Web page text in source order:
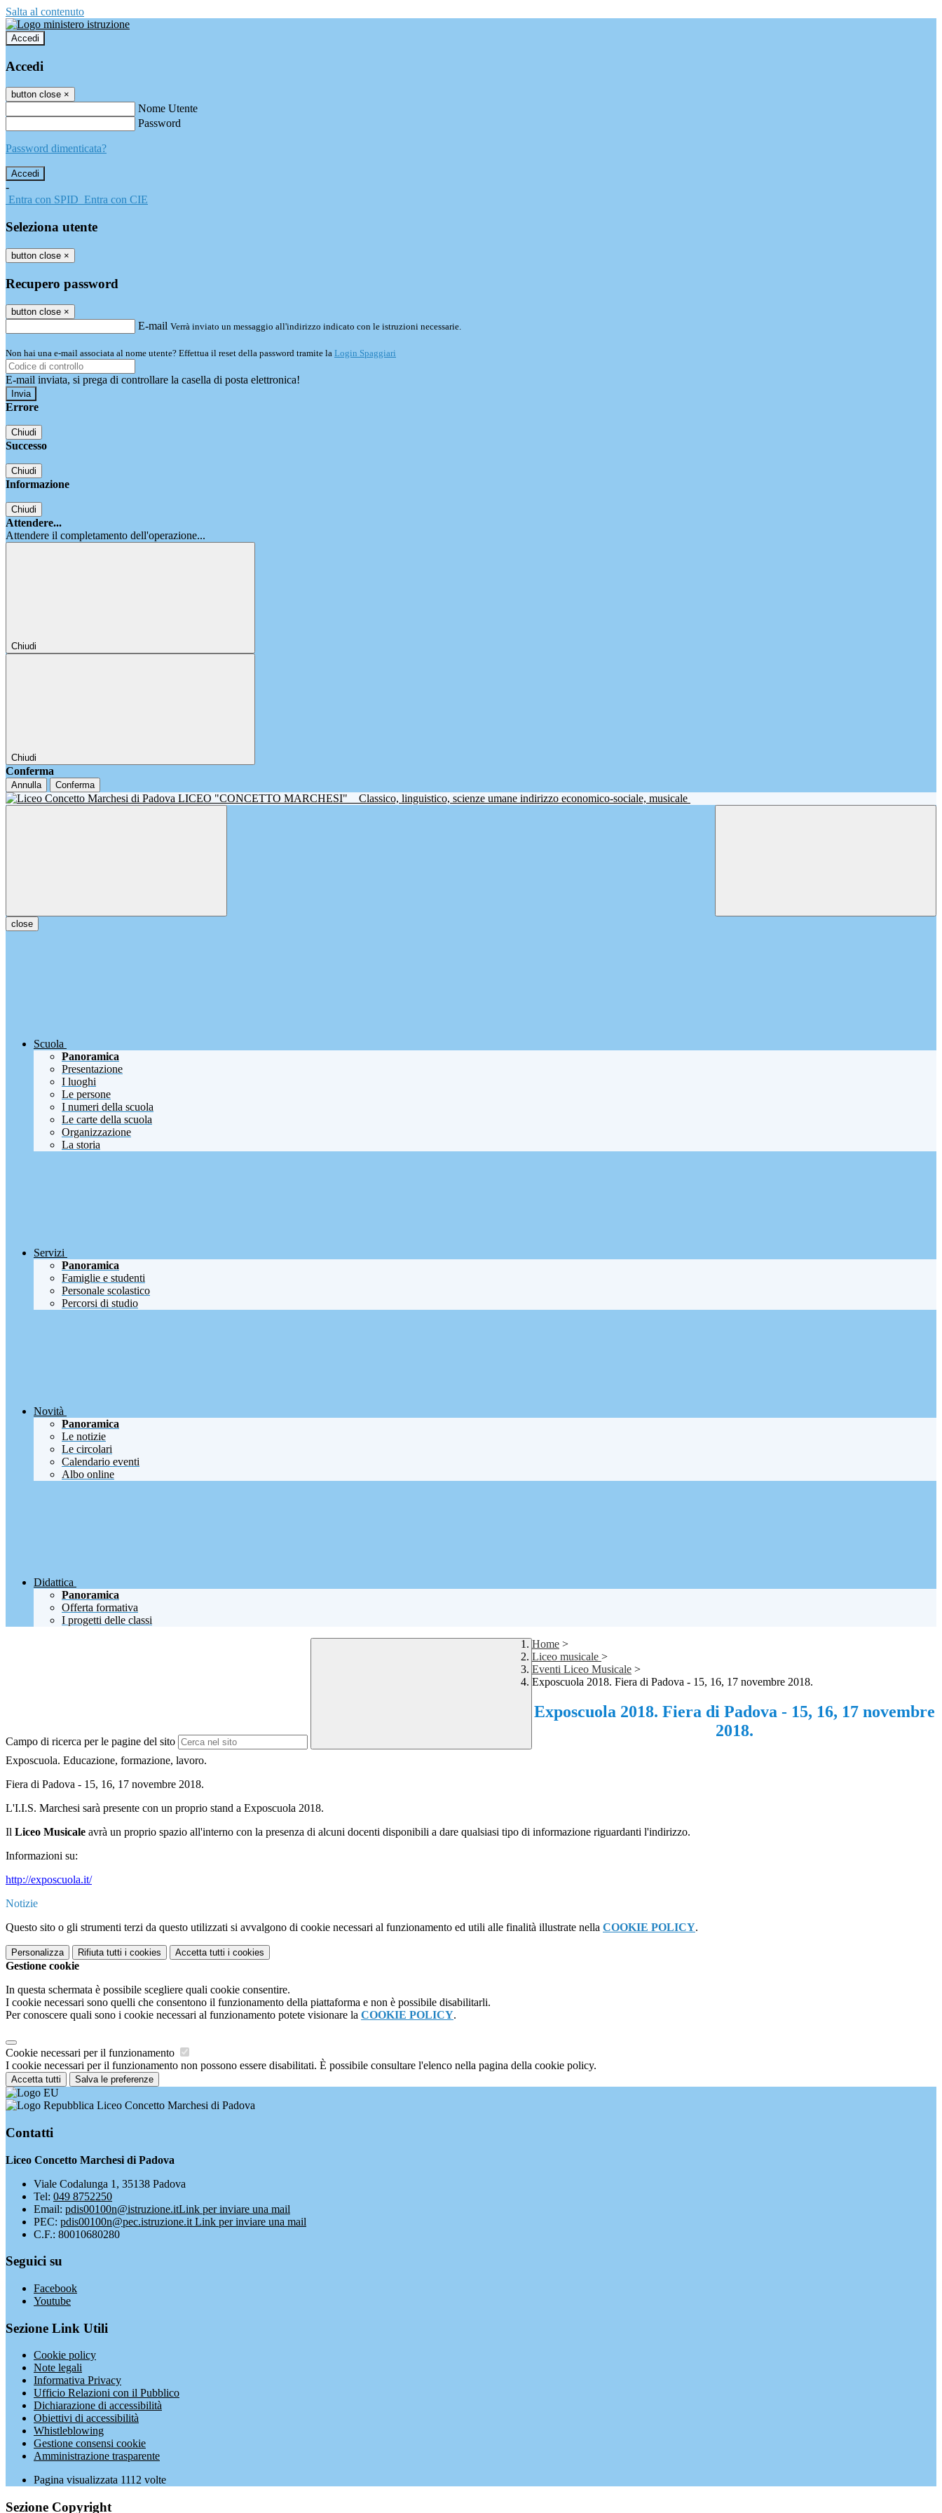
Salta al contenuto
Accedi
Accedi
button close ×
Nome Utente
Password
Password dimenticata?
-
Entra con SPID Entra con CIE
Seleziona utente
button close ×
Recupero password
button close ×
E-mail Verrà inviato un messaggio all'indirizzo indicato con le istruzioni necessarie.
Non hai una e-mail associata al nome utente? Effettua il reset della password tramite la Login Spaggiari
E-mail inviata, si prega di controllare la casella di posta elettronica!
Errore
Chiudi
Successo
Chiudi
Informazione
Chiudi
Attendere...
Attendere il completamento dell'operazione...
Chiudi
Chiudi
Conferma
Annulla Conferma
LICEO "CONCETTO MARCHESI" Classico, linguistico, scienze umane indirizzo economico-sociale, musicale
close
Scuola
Panoramica
Presentazione
I luoghi
Le persone
I numeri della scuola
Le carte della scuola
Organizzazione
La storia
Servizi
Panoramica
Famiglie e studenti
Personale scolastico
Percorsi di studio
Novità
Panoramica
Le notizie
Le circolari
Calendario eventi
Albo online
Didattica
Panoramica
Offerta formativa
I progetti delle classi
Campo di ricerca per le pagine del sito
Home >
Liceo musicale >
Eventi Liceo Musicale >
Exposcuola 2018. Fiera di Padova - 15, 16, 17 novembre 2018.
Exposcuola 2018. Fiera di Padova - 15, 16, 17 novembre
2018.
Exposcuola. Educazione, formazione, lavoro.
Fiera di Padova - 15, 16, 17 novembre 2018.
L'I.I.S. Marchesi sarà presente con un proprio stand a Exposcuola 2018.
Il Liceo Musicale avrà un proprio spazio all'interno con la presenza di alcuni docenti disponibili a dare qualsiasi tipo di informazione riguardanti l'indirizzo.
Informazioni su:
http://exposcuola.it/
Notizie
Questo sito o gli strumenti terzi da questo utilizzati si avvalgono di cookie necessari al funzionamento ed utili alle finalità illustrate nella COOKIE POLICY.
Personalizza Rifiuta tutti i cookies Accetta tutti i cookies
Gestione cookie
In questa schermata è possibile scegliere quali cookie consentire.
I cookie necessari sono quelli che consentono il funzionamento della piattaforma e non è possibile disabilitarli.
Per conoscere quali sono i cookie necessari al funzionamento potete visionare la COOKIE POLICY.
Cookie necessari per il funzionamento
I cookie necessari per il funzionamento non possono essere disabilitati. È possibile consultare l'elenco nella pagina della cookie policy.
Accetta tutti Salva le preferenze
Liceo Concetto Marchesi di Padova
Contatti
Liceo Concetto Marchesi di Padova
Viale Codalunga 1, 35138 Padova
Tel: 049 8752250
Email: pdis00100n@istruzione.itLink per inviare una mail
PEC: pdis00100n@pec.istruzione.it Link per inviare una mail
C.F.: 80010680280
Seguici su
Facebook
Youtube
Sezione Link Utili
Cookie policy
Note legali
Informativa Privacy
Ufficio Relazioni con il Pubblico
Dichiarazione di accessibilità
Obiettivi di accessibilità
Whistleblowing
Gestione consensi cookie
Amministrazione trasparente
Pagina visualizzata 1112 volte
Sezione Copyright